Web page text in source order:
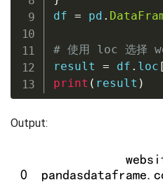
df = pd .
# 使用 loc 选择
result = df . loc [
print ( result )
Output: